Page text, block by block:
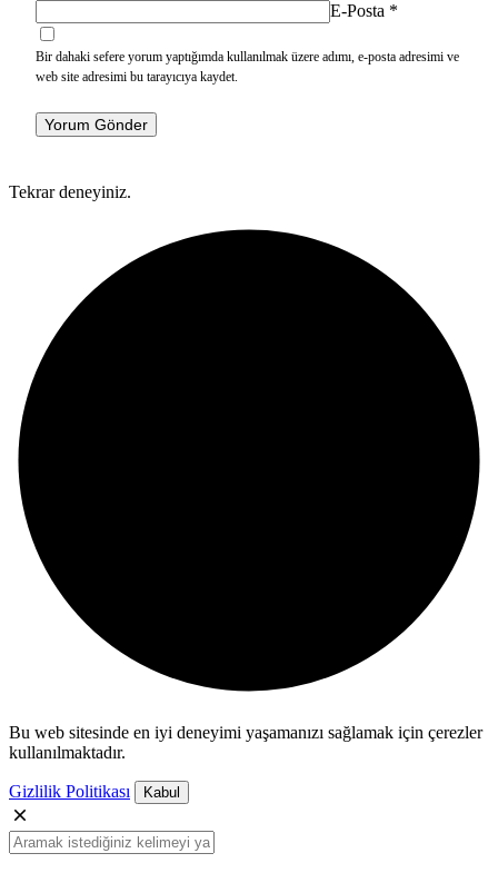
E-Posta *
Bir dahaki sefere yorum yaptığımda kullanılmak üzere adımı, e-posta adresimi ve
web site adresimi bu tarayıcıya kaydet.
Yorum Gönder
Tekrar deneyiniz.
Bu web sitesinde en iyi deneyimi yaşamanızı sağlamak için çerezler
kullanılmaktadır.
Gizlilik Politikası Kabul